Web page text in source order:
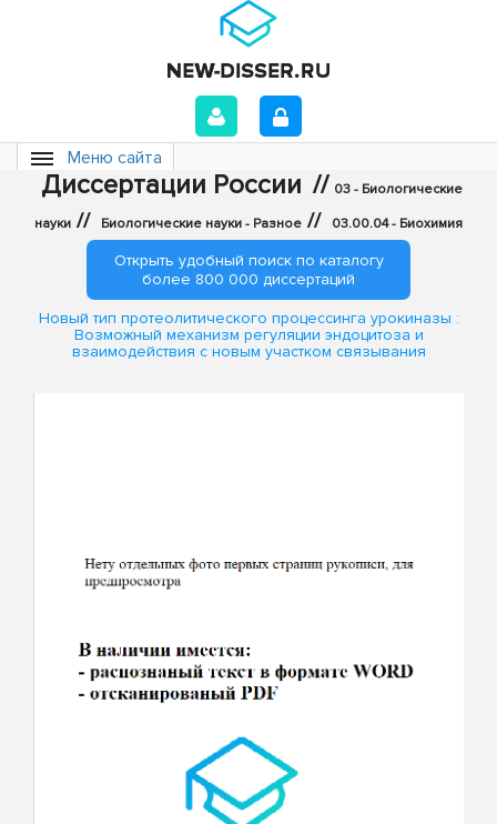
Меню сайта
Диссертации России // 03 - Биологические
науки // Биологические науки - Разное // 03.00.04 - Биохимия
Открыть удобный поиск по каталогу
более 800 000 диссертаций
Новый тип протеолитического процессинга урокиназы :
Возможный механизм регуляции эндоцитоза и
взаимодействия с новым участком связывания